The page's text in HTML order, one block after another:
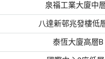
泉福工業大廈中
八達新邨兆發樓低
泰恆大廈高層B